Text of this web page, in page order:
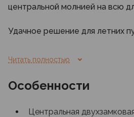
центральной молнией на всю
Удачное решение для летних
Mission - миссия, задание,
Более теплая версия спальника:
Читать полностью
Особенности
Центральная